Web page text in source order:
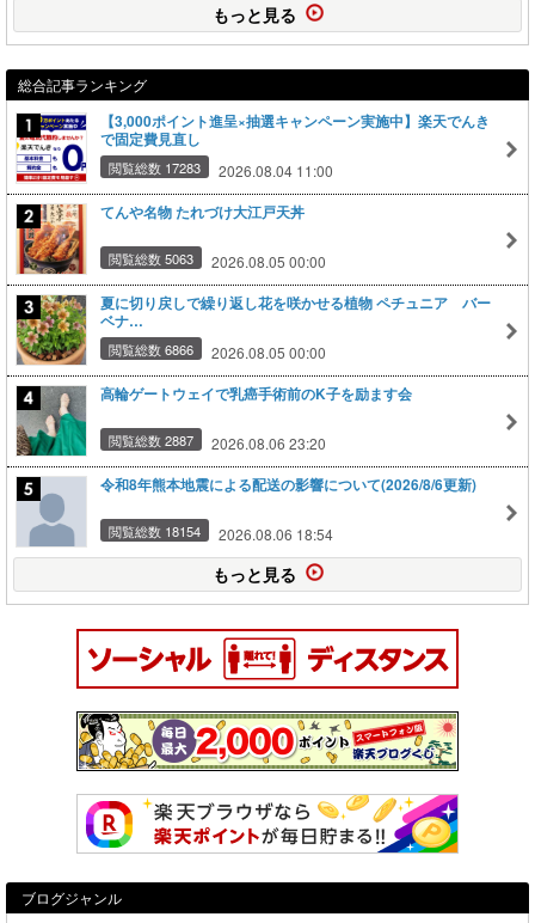
もっと見る
総合記事ランキング
【3,000ポイント進呈×抽選キャンペーン実施中】楽天でんき
で固定費見直し
閲覧総数 17283 2026.08.04 11:00
てんや名物 たれづけ大江戸天丼
閲覧総数 5063 2026.08.05 00:00
夏に切り戻しで繰り返し花を咲かせる植物 ペチュニア バー
ベナ…
閲覧総数 6866 2026.08.05 00:00
高輪ゲートウェイで乳癌手術前のK子を励ます会
閲覧総数 2887 2026.08.06 23:20
令和8年熊本地震による配送の影響について(2026/8/6更新)
閲覧総数 18154 2026.08.06 18:54
もっと見る
ブログジャンル